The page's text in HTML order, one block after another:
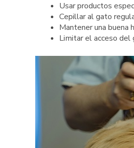
Usar productos
Cepillar al gato
Mantener una buena
Limitar el acceso del